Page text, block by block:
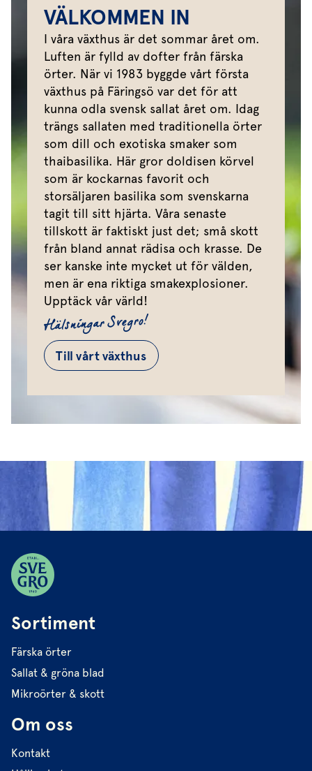
VÄLKOMMEN IN
I våra växthus är det sommar året om.
Luften är fylld av dofter från färska
örter. När vi 1983 byggde vårt första
växthus på Färingsö var det för att
kunna odla svensk sallat året om. Idag
trängs sallaten med traditionella örter
som dill och exotiska smaker som
thaibasilika. Här gror doldisen körvel
som är kockarnas favorit och
storsäljaren basilika som svenskarna
tagit till sitt hjärta. Våra senaste
tillskott är faktiskt just det; små skott
från bland annat rädisa och krasse. De
ser kanske inte mycket ut för välden,
men är ena riktiga smakexplosioner.
Upptäck vår värld!
Hälsningar Svegro!
Till vårt växthus
Sortiment
Färska örter
Sallat & gröna blad
Mikroörter & skott
Om oss
Kontakt